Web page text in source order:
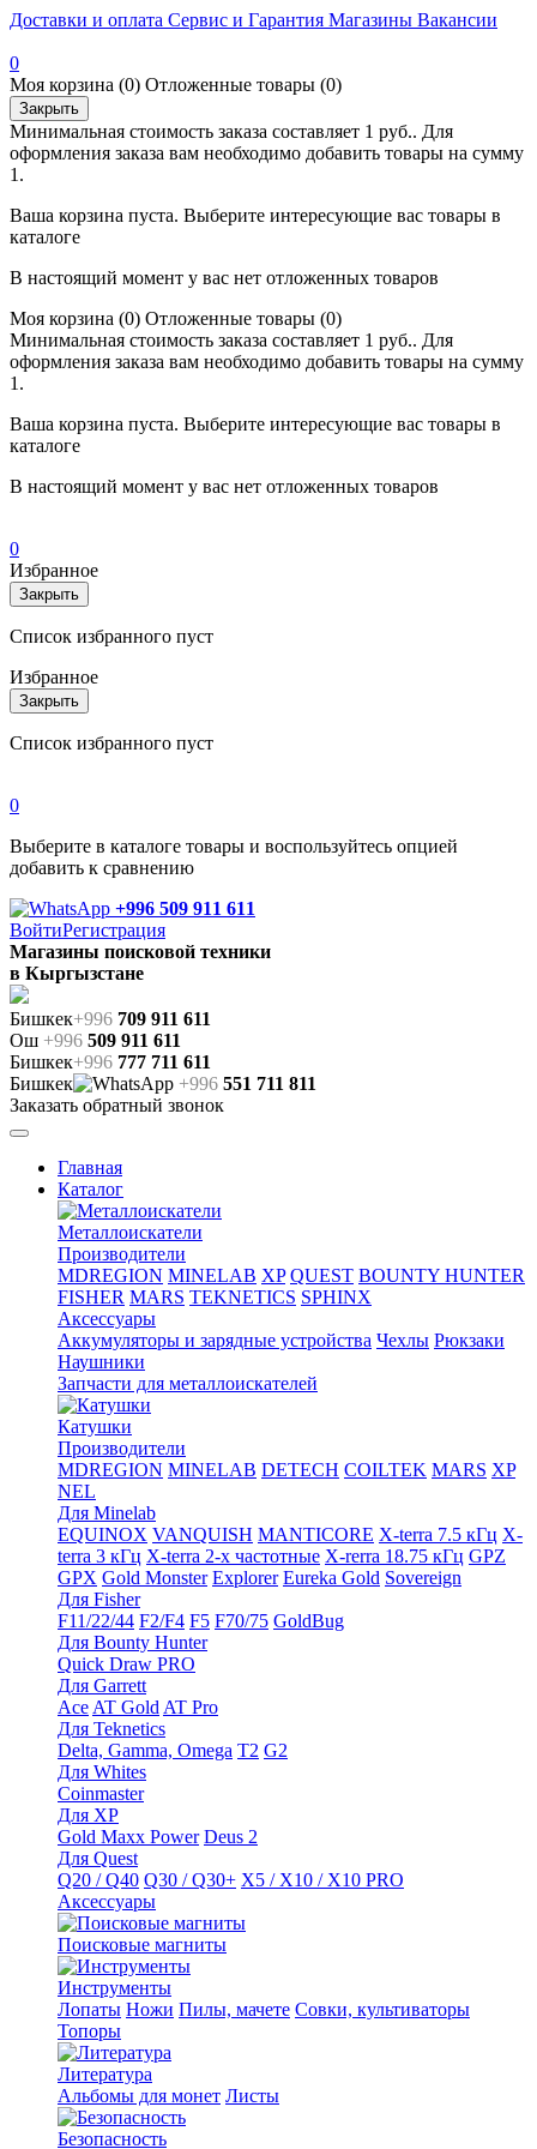
Доставки и оплата Сервис и Гарантия Магазины Вакансии
0
Моя корзина (0) Отложенные товары (0)
Закрыть
Минимальная стоимость заказа составляет 1 руб.. Для
оформления заказа вам необходимо добавить товары на сумму
1.
Ваша корзина пуста. Выберите интересующие вас товары в
каталоге
В настоящий момент у вас нет отложенных товаров
Моя корзина (0) Отложенные товары (0)
Минимальная стоимость заказа составляет 1 руб.. Для
оформления заказа вам необходимо добавить товары на сумму
1.
Ваша корзина пуста. Выберите интересующие вас товары в
каталоге
В настоящий момент у вас нет отложенных товаров
0
Избранное
Закрыть
Список избранного пуст
Избранное
Закрыть
Список избранного пуст
0
Выберите в каталоге товары и воспользуйтесь опцией
добавить к сравнению
+996 509 911 611
ВойтиРегистрация
Магазины поисковой техники
в Кыргызстане
Бишкек+996 709 911 611
Ош +996 509 911 611
Бишкек+996 777 711 611
Бишкек
+996 551 711 811
Заказать обратный звонок
Главная
Каталог
Металлоискатели
Производители
MDREGION MINELAB XP QUEST BOUNTY HUNTER
FISHER MARS TEKNETICS SPHINX
Аксессуары
Аккумуляторы и зарядные устройства Чехлы Рюкзаки
Наушники
Запчасти для металлоискателей
Катушки
Производители
MDREGION MINELAB DETECH COILTEK MARS XP
NEL
Для Minelab
EQUINOX VANQUISH MANTICORE X-terra 7.5 кГц X-
terra 3 кГц X-terra 2-х частотные X-rerra 18.75 кГц GPZ
GPX Gold Monster Explorer Eureka Gold Sovereign
Для Fisher
F11/22/44 F2/F4 F5 F70/75 GoldBug
Для Bounty Hunter
Quick Draw PRO
Для Garrett
Ace AT Gold AT Pro
Для Teknetics
Delta, Gamma, Omega Т2 G2
Для Whites
Coinmaster
Для XP
Gold Maxx Power Deus 2
Для Quest
Q20 / Q40 Q30 / Q30+ X5 / X10 / X10 PRO
Аксессуары
Поисковые магниты
Инструменты
Лопаты Ножи Пилы, мачете Совки, культиваторы
Топоры
Литература
Альбомы для монет Листы
Безопасность